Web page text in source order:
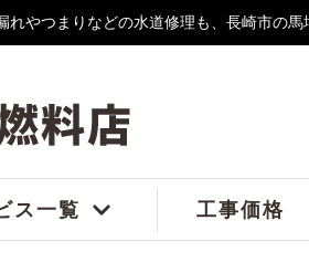
やつまりなどの水道修理も、長崎市の馬
ス一覧 工事価格